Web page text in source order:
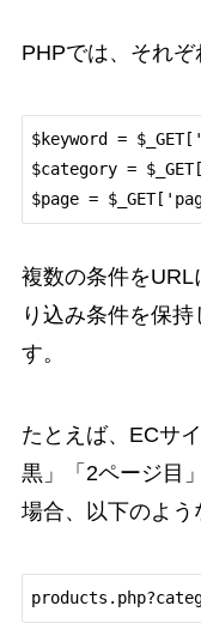
PHPでは、それぞ
$keyword =
$category =
複数の条件を
り込み条件を保
す。
たとえば、ECサ
黒」「2ページ目
場合、以下のよう